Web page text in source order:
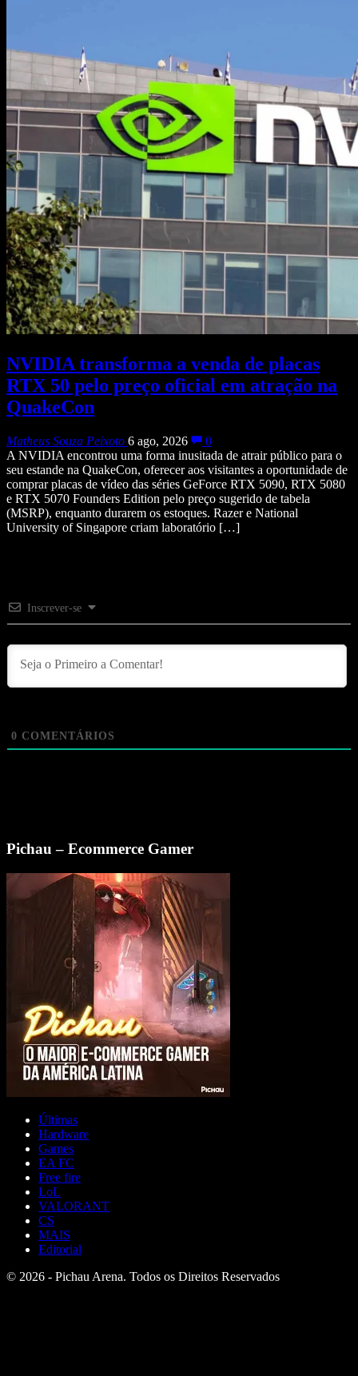
NVIDIA transforma a venda de placas
RTX 50 pelo preço oficial em atração na
QuakeCon
Matheus Souza Peixoto 6 ago, 2026
0
A NVIDIA encontrou uma forma inusitada de atrair público para o
seu estande na QuakeCon, oferecer aos visitantes a oportunidade de
comprar placas de vídeo das séries GeForce RTX 5090, RTX 5080
e RTX 5070 Founders Edition pelo preço sugerido de tabela
(MSRP), enquanto durarem os estoques. Razer e National
University of Singapore criam laboratório […]
Inscrever-se
0 COMENTÁRIOS
Pichau – Ecommerce Gamer
Últimas
Hardware
Games
EA FC
Free fire
LoL
VALORANT
CS
MAIS
Editorial
© 2026 - Pichau Arena. Todos os Direitos Reservados